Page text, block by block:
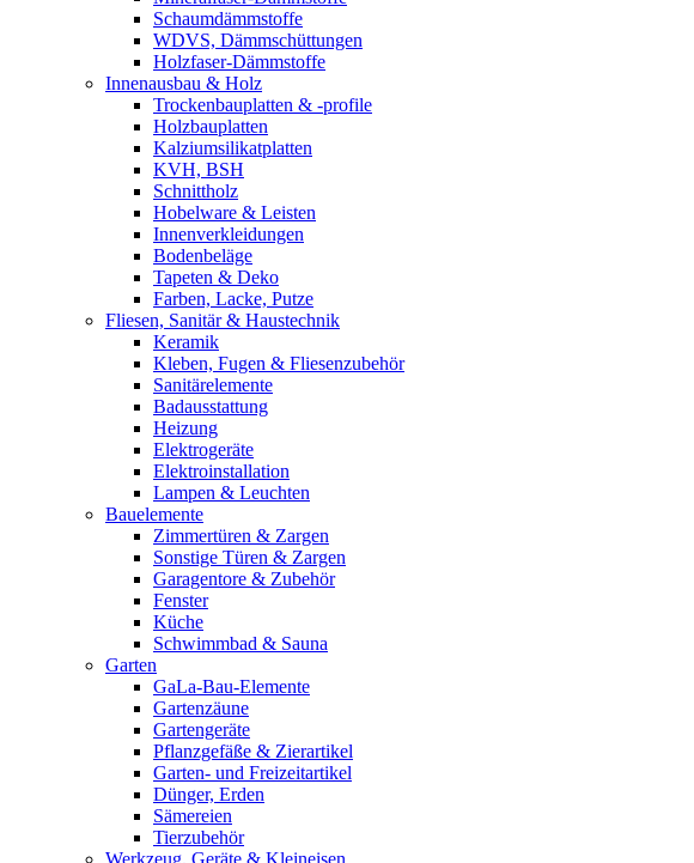
Schaumdämmstoffe
WDVS, Dämmschüttungen
Holzfaser-Dämmstoffe
Innenausbau & Holz
Trockenbauplatten & -profile
Holzbauplatten
Kalziumsilikatplatten
KVH, BSH
Schnittholz
Hobelware & Leisten
Innenverkleidungen
Bodenbeläge
Tapeten & Deko
Farben, Lacke, Putze
Fliesen, Sanitär & Haustechnik
Keramik
Kleben, Fugen & Fliesenzubehör
Sanitärelemente
Badausstattung
Heizung
Elektrogeräte
Elektroinstallation
Lampen & Leuchten
Bauelemente
Zimmertüren & Zargen
Sonstige Türen & Zargen
Garagentore & Zubehör
Fenster
Küche
Schwimmbad & Sauna
Garten
GaLa-Bau-Elemente
Gartenzäune
Gartengeräte
Pflanzgefäße & Zierartikel
Garten- und Freizeitartikel
Dünger, Erden
Sämereien
Tierzubehör
Werkzeug, Geräte & Kleineisen